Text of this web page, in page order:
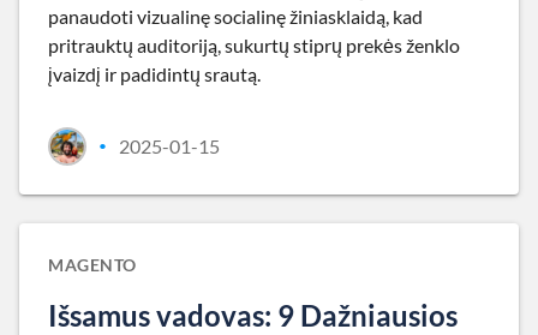
panaudoti vizualinę socialinę žiniasklaidą, kad
pritrauktų auditoriją, sukurtų stiprų prekės ženklo
įvaizdį ir padidintų srautą.
• 2025-01-15
MAGENTO
Išsamus vadovas: 9 Dažniausios